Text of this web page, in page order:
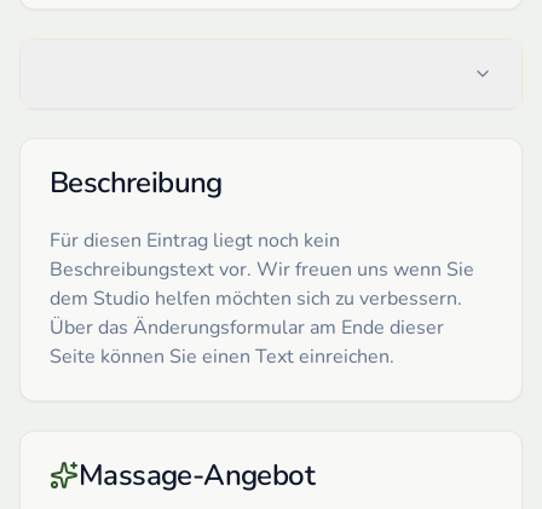
Beschreibung
Für diesen Eintrag liegt noch kein
Beschreibungstext vor. Wir freuen uns wenn Sie
dem Studio helfen möchten sich zu verbessern.
Über das Änderungsformular am Ende dieser
Seite können Sie einen Text einreichen.
Massage-Angebot